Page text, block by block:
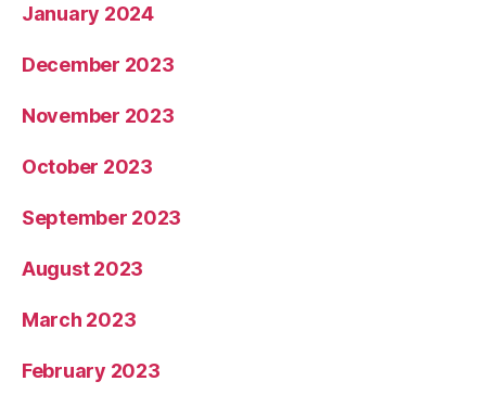
January 2024
December 2023
November 2023
October 2023
September 2023
August 2023
March 2023
February 2023